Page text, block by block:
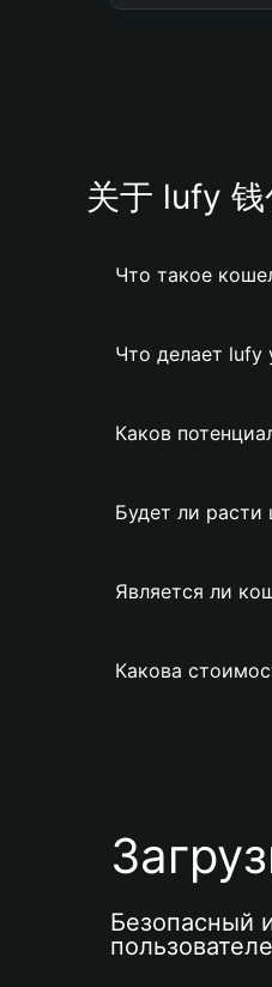
关于 lufy 钱
Что такое
Что делает lufy
Каков
Будет ли расти
Является ли
Какова
Безопасный